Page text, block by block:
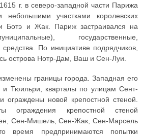
г. в северо-западной части Парижа
участками королевских
Ботэ и Жак. Париж застраивался на
государственные,
По инициативе подрядчиков,
острова Нотр-Дам, Ваш и Сен-Луи.
границы города. Западная его
и Тюильри, кварталы по улицам Сент-
новой крепостной стеной.
ограждения крепостной стеной
Сен-Мишель, Сен-Жак, Сен-Марсель
время предпринимаются попытки